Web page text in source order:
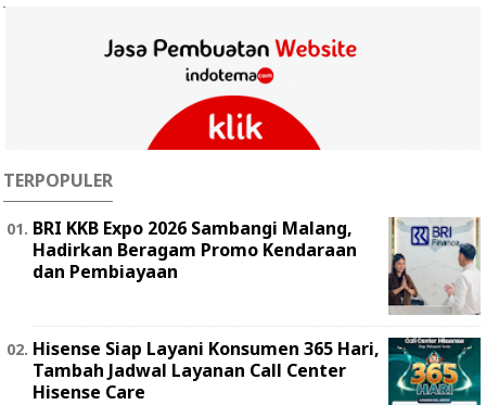
TERPOPULER
BRI KKB Expo 2026 Sambangi Malang,
Hadirkan Beragam Promo Kendaraan
dan Pembiayaan
Hisense Siap Layani Konsumen 365 Hari,
Tambah Jadwal Layanan Call Center
Hisense Care